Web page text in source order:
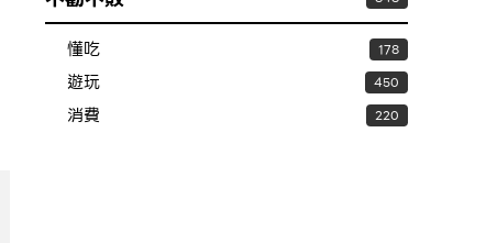
懂吃 178
遊玩 450
消費 220